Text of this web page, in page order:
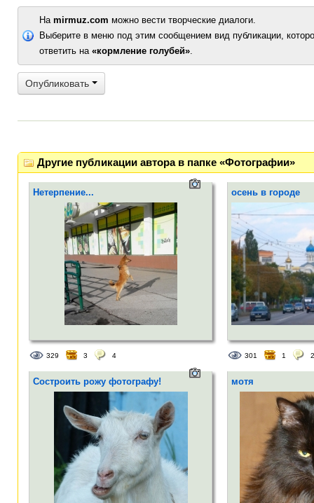
На mirmuz.com можно вести творческие диалоги.
Выберите в меню под этим сообщением вид публикации,
ответить на «кормление голубей».
Опубликовать
Другие публикации автора в папке «Фотографии»
Нетерпение...
329 3 4
осень в городе
301 1 2
Состроить рожу фотографу! мотя